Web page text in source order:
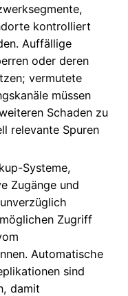
kontrolliert
Auffällige
oder deren
vermutete
müssen
Schaden zu
relevante Spuren
Systeme,
Zugänge und
Zugriff
Automatische
sind
damit